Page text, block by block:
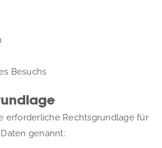
Besuchs
erforderliche Rechtsgrundlage für
genannt: